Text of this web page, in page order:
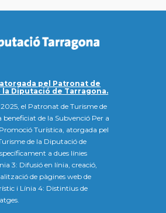
pel Patronat de
la Diputació de Tarragona.
el Patronat de Turisme de
beneficiat de la Subvenció Per a
Turística, atorgada pel
de la Diputació de
a dues línies
3: Difusió en línia, creació,
de pàgines web de
i Línia 4: Distintius de